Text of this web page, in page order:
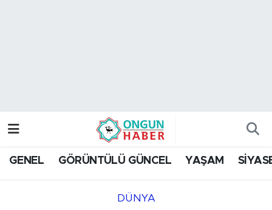
GENEL GÖRÜNTÜLÜ GÜNCEL YAŞAM
DÜNYA
Trafik Durumu